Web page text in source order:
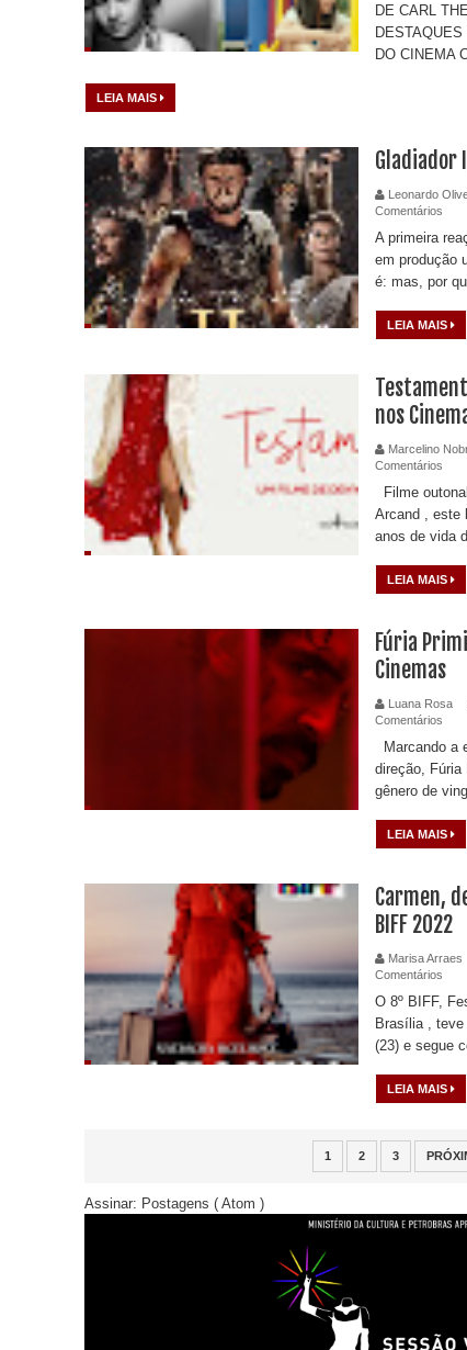
DE CARL
DO CINEMA
LEIA MAIS
Gladiador
Leonardo
Comentários
A primeira
em produção
é: mas, por
LEIA MAIS
nos
Marcelino
Comentários
Filme
Arcand , este
anos de vida
LEIA MAIS
Fúria
Cinemas
Luana Rosa
Comentários
Marcando a
direção,
gênero de
LEIA MAIS
Carmen,
BIFF 2022
Marisa Arraes
Comentários
O 8º BIFF,
Brasília ,
(23) e segue
LEIA MAIS
1 2 3
Assinar: Postagens ( Atom )